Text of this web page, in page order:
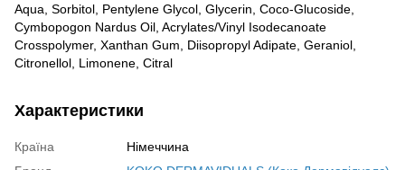
Aqua, Sorbitol, Pentylene Glycol, Glycerin, Coco-Glucoside,
Cymbopogon Nardus Oil, Acrylates/Vinyl Isodecanoate
Crosspolymer, Xanthan Gum, Diisopropyl Adipate, Geraniol,
Citronellol, Limonene, Citral
Характеристики
Країна
Німеччина